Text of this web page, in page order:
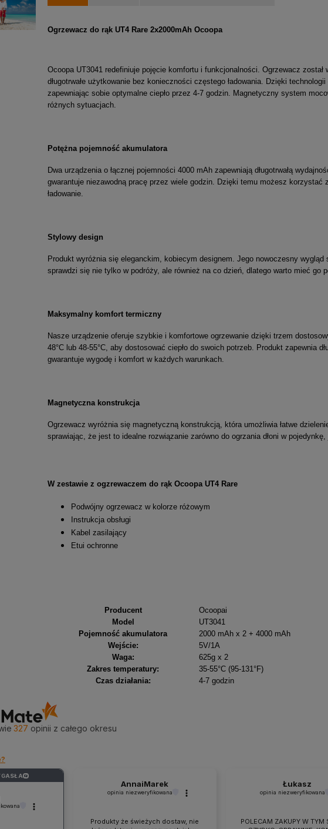
Ogrzewacz do rąk UT4 Rare 2x2000mAh Ocoopa
Ocoopa UT3041 redefiniuje pojęcie komfortu i funkcjonalności. Ogrzewacz
długotrwałe użytkowanie bez konieczności częstego ładowania. Dzięki
zapewniając sobie optymalne ciepło przez 4-7 godzin. Magnetyczny system
różnych sytuacjach.
Potężna pojemność akumulatora
Dwa urządzenia o łącznej pojemności 4000 mAh zapewniają długotrwałą
gwarantuje niezawodną pracę przez wiele godzin. Dzięki temu możesz
ładowanie.
Stylowy design
Produkt wyróżnia się eleganckim, kobiecym designem. Jego nowoczesny
sprawdzi się nie tylko w podróży, ale również na co dzień, dlatego warto mieć go
Maksymalny komfort termiczny
Nasze urządzenie oferuje szybkie i komfortowe ogrzewanie dzięki trzem
48°C lub 48-55°C, aby dostosować ciepło do swoich potrzeb. Produkt zapewnia
gwarantuje wygodę i komfort w każdych warunkach.
Magnetyczna konstrukcja
Ogrzewacz wyróżnia się magnetyczną konstrukcją, która umożliwia łatwe
sprawiając, że jest to idealne rozwiązanie zarówno do ogrzania dłoni w
W zestawie z ogzrewaczem do rąk Ocoopa UT4 Rare
Podwójny ogrzewacz w kolorze różowym
Instrukcja obsługi
Kabel zasilający
Etui ochronne
Producent
Ocoopai
Model
UT3041
Pojemność akumulatora
2000 mAh x 2 + 4000 mAh
Wejście:
5V/1A
Waga:
625g x 2
Zakres temperatury:
35-55°C (95-131°F)
Czas działania:
4-7 godzin
327 opinii z całego okresu
?
AnnaiMarek
opinia niezweryfikowana
Produkty że świeżych dostaw, nie
Łukasz
opinia niezweryfikowana
POLECAM ZAKUPY W TYM